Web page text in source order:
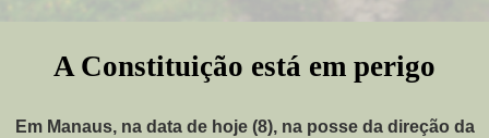
A Constituição está em perigo
Em Manaus, na data de hoje (8), na posse da direção da